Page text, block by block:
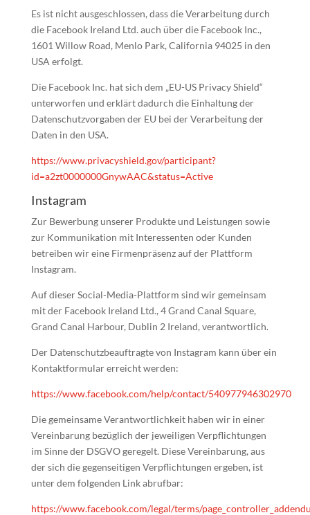
Es ist nicht ausgeschlossen, dass die Verarbeitung durch
die Facebook Ireland Ltd. auch über die Facebook Inc.,
1601 Willow Road, Menlo Park, California 94025 in den
USA erfolgt.
Die Facebook Inc. hat sich dem „EU-US Privacy Shield“
unterworfen und erklärt dadurch die Einhaltung der
Datenschutzvorgaben der EU bei der Verarbeitung der
Daten in den USA.
https://www.privacyshield.gov/participant?
id=a2zt0000000GnywAAC&status=Active
Instagram
Zur Bewerbung unserer Produkte und Leistungen sowie
zur Kommunikation mit Interessenten oder Kunden
betreiben wir eine Firmenpräsenz auf der Plattform
Instagram.
Auf dieser Social-Media-Plattform sind wir gemeinsam
mit der Facebook Ireland Ltd., 4 Grand Canal Square,
Grand Canal Harbour, Dublin 2 Ireland, verantwortlich.
Der Datenschutzbeauftragte von Instagram kann über ein
Kontaktformular erreicht werden:
https://www.facebook.com/help/contact/540977946302970
Die gemeinsame Verantwortlichkeit haben wir in einer
Vereinbarung bezüglich der jeweiligen Verpflichtungen
im Sinne der DSGVO geregelt. Diese Vereinbarung, aus
der sich die gegenseitigen Verpflichtungen ergeben, ist
unter dem folgenden Link abrufbar:
https://www.facebook.com/legal/terms/